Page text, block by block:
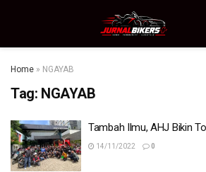
Home » NGAYAB
Tag: NGAYAB
Tambah Ilmu, AHJ Bikin
14/11/2022 0